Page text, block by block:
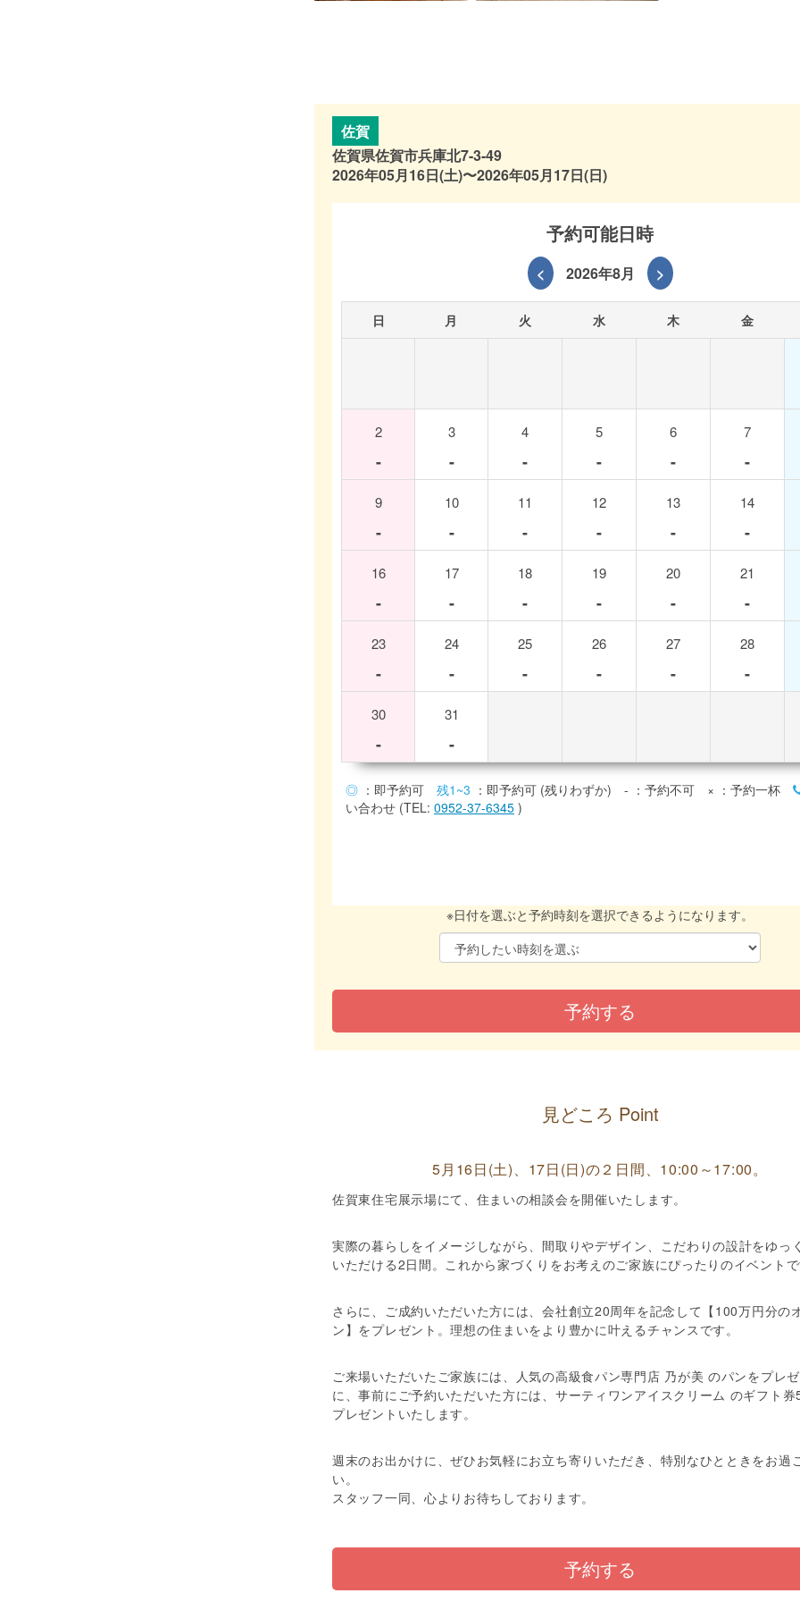
佐賀
佐賀県佐賀市兵庫北7-3-49
2026年05月16日(土)〜2026年05月17日(日)
予約可能日時
< 2026年8月 >
日 月 火 水 木 金
2
-
3
-
4
-
5
-
6
-
7
-
9
-
10
-
11
-
12
-
13
-
14
-
16
-
17
-
18
-
19
-
20
-
21
-
23
-
24
-
25
-
26
-
27
-
28
-
30
-
31
-
◎ ：即予約可 残1~3 ：即予約可 (残りわずか) - ：予約不可 × ：予約一杯
い合わせ (TEL: 0952-37-6345 )
※日付を選ぶと予約時刻を選択できるようになります。
見どころ Point
5月16日(土)、17日(日)の２日間、10:00～17:00。
佐賀東住宅展示場にて、住まいの相談会を開催いたします。
実際の暮らしをイメージしながら、間取りやデザイン、こだわりの設計をゆっ
いただける2日間。これから家づくりをお考えのご家族にぴったりのイベントで
さらに、ご成約いただいた方には、会社創立20周年を記念して【100万円分の
ン】をプレゼント。理想の住まいをより豊かに叶えるチャンスです。
ご来場いただいたご家族には、人気の高級食パン専門店 乃が美 のパンをプレ
に、事前にご予約いただいた方には、サーティワンアイスクリーム のギフト券
プレゼントいたします。
週末のお出かけに、ぜひお気軽にお立ち寄りいただき、特別なひとときをお過
い。
スタッフ一同、心よりお待ちしております。
予約する